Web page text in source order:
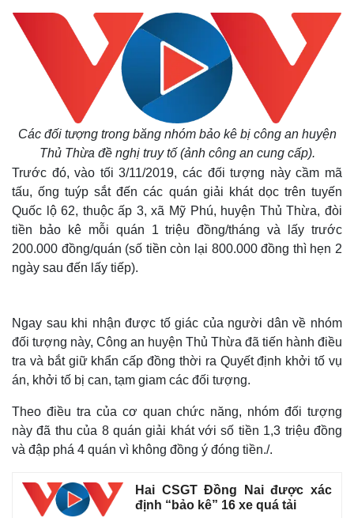
Thế giới
Quan sát
Hồ sơ
Multimedia
Video
E-Magazine
Infographic
Các đối tượng trong băng nhóm bảo kê bị công an huyện
Thủ Thừa đề nghị truy tố (ảnh công an cung cấp).
Trước đó, vào tối 3/11/2019, các đối tượng này cầm mã
tấu, ống tuýp sắt đến các quán giải khát dọc trên tuyến
Quốc lộ 62, thuộc ấp 3, xã Mỹ Phú, huyện Thủ Thừa, đòi
tiền bảo kê mỗi quán 1 triệu đồng/tháng và lấy trước
200.000 đồng/quán (số tiền còn lại 800.000 đồng thì hẹn 2
ngày sau đến lấy tiếp).
Ngay sau khi nhận được tố giác của người dân về nhóm
đối tượng này, Công an huyện Thủ Thừa đã tiến hành điều
tra và bắt giữ khẩn cấp đồng thời ra Quyết định khởi tố vụ
án, khởi tố bị can, tạm giam các đối tượng.
Theo điều tra của cơ quan chức năng, nhóm đối tượng
này đã thu của 8 quán giải khát với số tiền 1,3 triệu đồng
và đập phá 4 quán vì không đồng ý đóng tiền./.
Hai CSGT Đồng Nai được xác
định “bảo kê” 16 xe quá tải